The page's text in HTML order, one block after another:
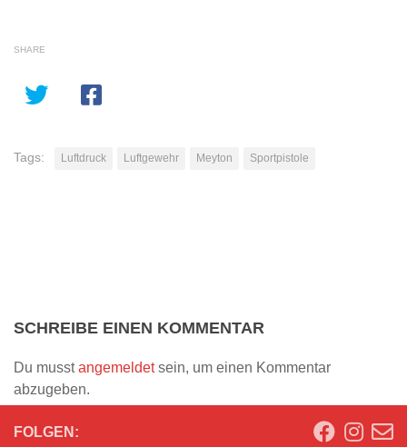
SHARE
Tags: Luftdruck Luftgewehr Meyton Sportpistole
SCHREIBE EINEN KOMMENTAR
Du musstangemeldetsein, um einen Kommentar
abzugeben.
FOLGEN: